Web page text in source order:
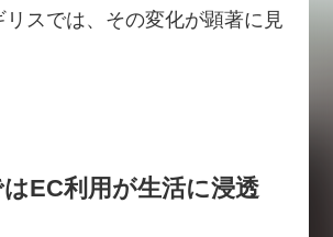
リスでは、その変化が顕著に見
EC利用が生活に浸透